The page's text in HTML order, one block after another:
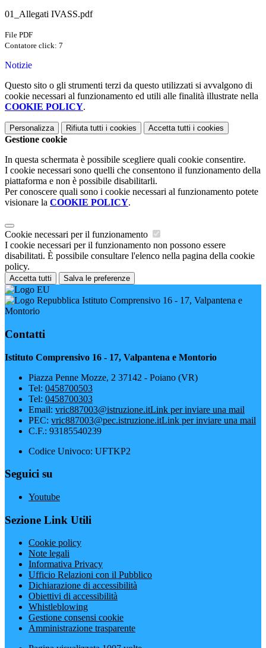
01_Allegati IVASS.pdf
File PDF
Contatore click: 7
Notizie
Questo sito o gli strumenti terzi da questo utilizzati si avvalgono di
cookie necessari al funzionamento ed utili alle finalità illustrate nella
COOKIE POLICY.
Personalizza Rifiuta tutti i cookies Accetta tutti i cookies
Gestione cookie
In questa schermata è possibile scegliere quali cookie consentire.
I cookie necessari sono quelli che consentono il funzionamento della
piattaforma e non è possibile disabilitarli.
Per conoscere quali sono i cookie necessari al funzionamento potete
visionare la COOKIE POLICY.
Cookie necessari per il funzionamento
I cookie necessari per il funzionamento non possono essere
disabilitati. È possibile consultare l'elenco nella pagina della cookie
policy.
Accetta tutti Salva le preferenze
Istituto Comprensivo 16 - 17, Valpantena e
Montorio
Contatti
Istituto Comprensivo 16 - 17, Valpantena e Montorio
Piazza Penne Mozze, 2 37142 - Poiano (VR)
Tel: 0458700503
Tel: 0458700303
Email: vric887003@istruzione.itLink per inviare una mail
PEC: vric887003@pec.istruzione.itLink per inviare una mail
C.F.: 93185540239
Codice Univoco: UFTKP2
Seguici su
Youtube
Sezione Link Utili
Cookie policy
Note legali
Informativa Privacy
Ufficio Relazioni con il Pubblico
Dichiarazione di accessibilità
Obiettivi di accessibilità
Whistleblowing
Gestione consensi cookie
Amministrazione trasparente